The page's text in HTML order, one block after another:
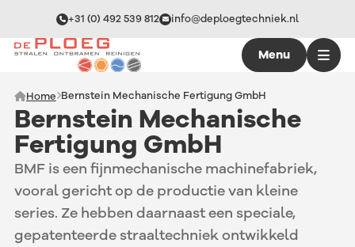
+31 (0) 492 539 812 info@deploegtechniek.nl
Menu
Home Bernstein Mechanische Fertigung GmbH
Bernstein Mechanische
Fertigung GmbH
BMF is een fijnmechanische machinefabriek,
vooral gericht op de productie van kleine
series. Ze hebben daarnaast een speciale,
gepatenteerde straaltechniek ontwikkeld